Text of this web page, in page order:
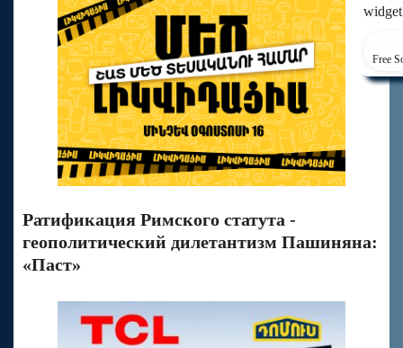
Free
Ратификация Римского статута -
геополитический дилетантизм Пашиняна:
«Паст»